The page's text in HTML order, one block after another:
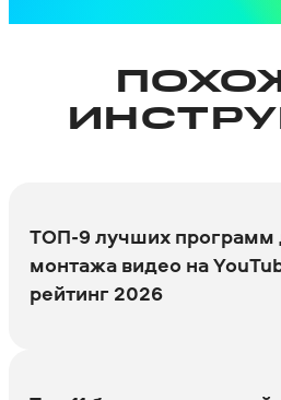
ТОП-9 лучших программ
монтажа видео на
рейтинг 2026